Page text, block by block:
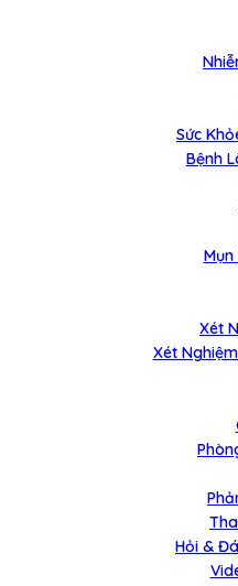
Sức
Bệnh
Mụn
Xét
Xét
Hỏi &